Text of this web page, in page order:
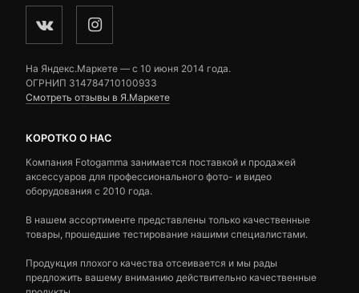
На Яндекс.Маркете — c 10 июня 2014 года.
ОГРНИП 314784710100933
Смотреть отзывы в Я.Маркете
КОРОТКО О НАС
Компания Fotogamma занимается поставкой и продажей
аксессуаров для профессионального фото- и видео
оборудования с 2010 года.
В нашем ассортименте представлены только качественные
товары, прошедшие тестирование нашими специалистами.
Продукция плохого качества отсеивается и мы рады
предложить вашему вниманию действительно качественные